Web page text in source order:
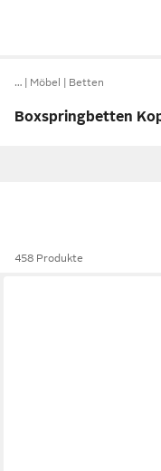
… Möbel Betten
Boxspringbetten
458 Produkte